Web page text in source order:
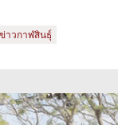
วกาฬสินธุ์